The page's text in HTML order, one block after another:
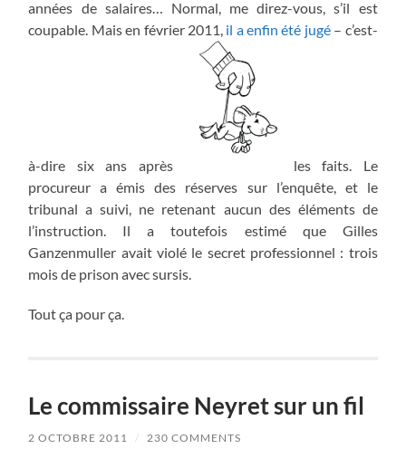
années de salaires… Normal, me direz-vous, s’il est
coupable. Mais en février 2011, il a enfin été jugé– c’est-
à-dire six ans après
les faits. Le
procureur a émis des réserves sur l’enquête, et le
tribunal a suivi, ne retenant aucun des éléments de
l’instruction. Il a toutefois estimé que Gilles
Ganzenmuller avait violé le secret professionnel : trois
mois de prison avec sursis.
Tout ça pour ça.
Le commissaire Neyret sur un fil
2 OCTOBRE 2011 / 230 COMMENTS